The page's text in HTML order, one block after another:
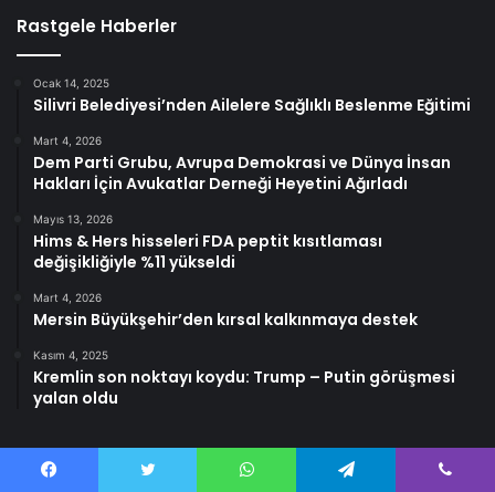
Rastgele Haberler
Ocak 14, 2025
Silivri Belediyesi’nden Ailelere Sağlıklı Beslenme Eğitimi
Mart 4, 2026
Dem Parti Grubu, Avrupa Demokrasi ve Dünya İnsan
Hakları İçin Avukatlar Derneği Heyetini Ağırladı
Mayıs 13, 2026
Hims & Hers hisseleri FDA peptit kısıtlaması
değişikliğiyle %11 yükseldi
Mart 4, 2026
Mersin Büyükşehir’den kırsal kalkınmaya destek
Kasım 4, 2025
Kremlin son noktayı koydu: Trump – Putin görüşmesi
yalan oldu